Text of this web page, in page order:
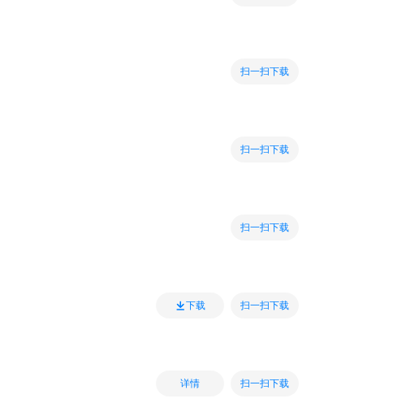
扫一扫下载
扫一扫下载
扫一扫下载
下载 扫一扫下载
详情 扫一扫下载